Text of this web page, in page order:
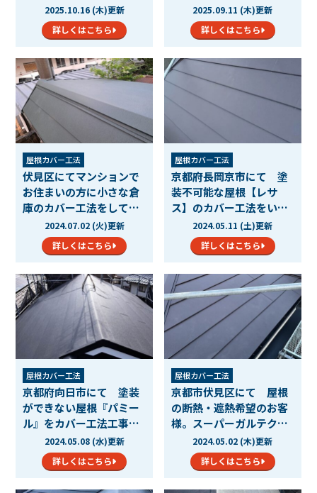
2025.10.16 (木)更新
詳しくはこちら
2025.09.11 (木)更新
詳しくはこちら
屋根カバー工法
伏見区にてマンションで
お住まいの方に小さな倉
庫のカバー工法をしてほ
2024.07.02 (火)更新
詳しくはこちら
屋根カバー工法
京都府長岡京市にて 塗
装不可能な屋根【レサ
ス】のカバー工法をいた
しま…2024.05.11 (土)更新
詳しくはこちら
屋根カバー工法
京都府向日市にて 塗装
ができない屋根『パミー
ル』をカバー工法工事に
2024.05.08 (水)更新
詳しくはこちら
屋根カバー工法
京都市伏見区にて 屋根
の断熱・遮熱希望のお客
様。スーパーガルテクト
2024.05.02 (木)更新
詳しくはこちら